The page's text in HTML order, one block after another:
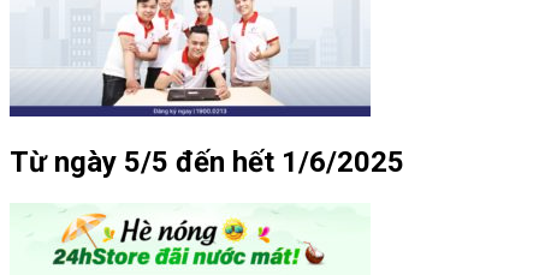
Từ ngày 5/5 đến hết 1/6/2025